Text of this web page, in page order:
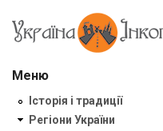
Меню
Історія і традиції
Регіони України